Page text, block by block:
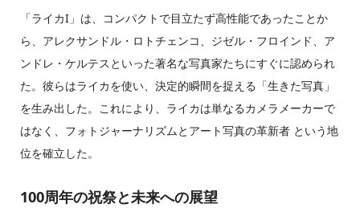
「ライカI」は、コンパクトで目立たず高性能であったことか
ら、アレクサンドル・ロトチェンコ、ジゼル・フロインド、ア
ンドレ・ケルテスといった著名な写真家たちにすぐに認められ
た。彼らはライカを使い、決定的瞬間を捉える「生きた写真」
を生み出した。これにより、ライカは単なるカメラメーカーで
はなく、フォトジャーナリズムとアート写真の革新者 という地
位を確立した。
100周年の祝祭と未来への展望